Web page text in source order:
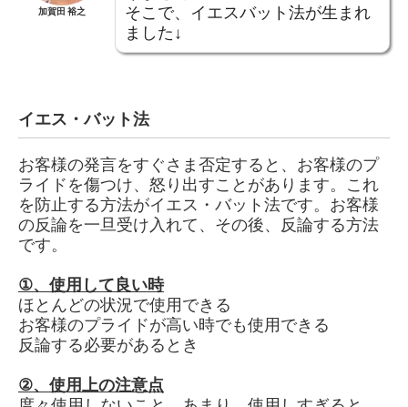
加賀田 裕之
そこで、イエスバット法が生まれ
ました↓
イエス・バット法
お客様の発言をすぐさま否定すると、お客様のプ
ライドを傷つけ、怒り出すことがあります。これ
を防止する方法がイエス・バット法です。お客様
の反論を一旦受け入れて、その後、反論する方法
です。
①、 使用して良い時
ほとんどの状況で使用できる
お客様のプライドが高い時でも使用できる
反論する必要があるとき
②、 使用上の注意点